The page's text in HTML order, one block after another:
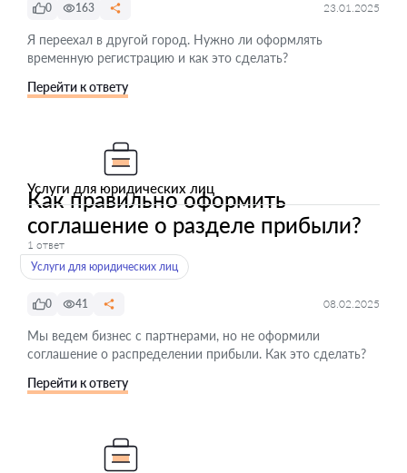
0 163 23.01.2025
Я переехал в другой город. Нужно ли оформлять
временную регистрацию и как это сделать?
Перейти к ответу
Услуги для юридических лиц
Как правильно оформить
соглашение о разделе прибыли?
1 ответ
Услуги для юридических лиц
0 41 08.02.2025
Мы ведем бизнес с партнерами, но не оформили
соглашение о распределении прибыли. Как это сделать?
Перейти к ответу